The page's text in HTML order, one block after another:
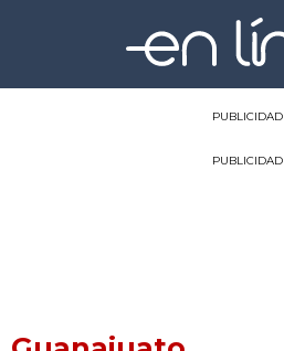
PUBLICIDAD
PUBLICIDAD